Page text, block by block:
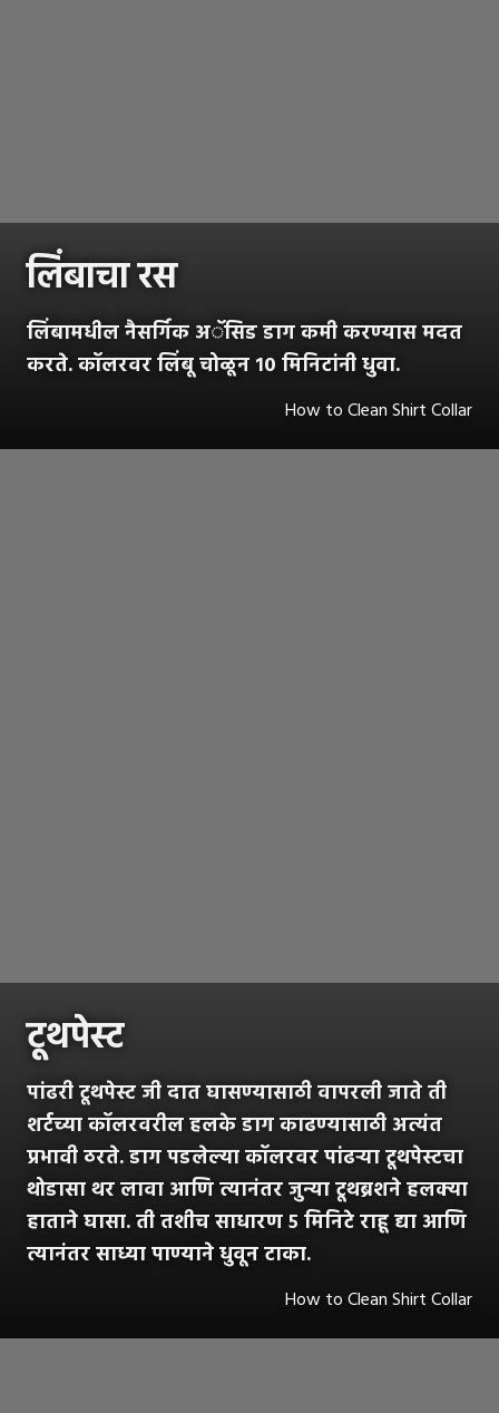
लिंबाचा रस
लिंबामधील नैसर्गिक अॅसिड डाग कमी करण्यास मदत
करते. कॉलरवर लिंबू चोळून १० मिनिटांनी धुवा.
How to Clean Shirt Collar
टूथपेस्ट
पांढरी टूथपेस्ट जी दात घासण्यासाठी वापरली जाते ती
शर्टच्या कॉलरवरील हलके डाग काढण्यासाठी अत्यंत
प्रभावी ठरते. डाग पडलेल्या कॉलरवर पांढऱ्या टूथपेस्टचा
थोडासा थर लावा आणि त्यानंतर जुन्या टूथब्रशने हलक्या
हाताने घासा. ती तशीच साधारण ५ मिनिटे राहू द्या आणि
त्यानंतर साध्या पाण्याने धुवून टाका.
How to Clean Shirt Collar